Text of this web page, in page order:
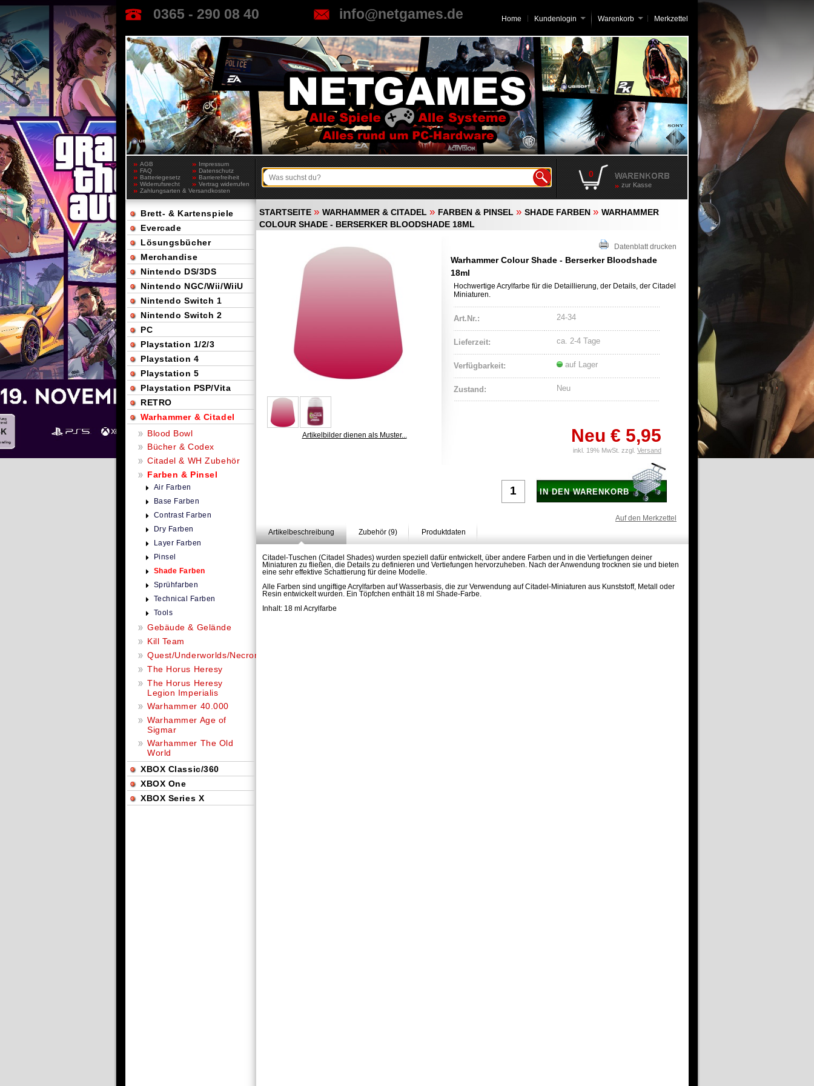
0365 - 290 08 40 info@netgames.de Home Kundenlogin Merkzettel
Warenkorb
AGB
Impressum
FAQ
Datenschutz
Batteriegesetz
Barrierefreiheit
Widerrufsrecht
Vertrag widerrufen
Zahlungsarten & Versandkosten
0
zur Kasse
STARTSEITE » WARHAMMER & CITADEL » FARBEN & PINSEL » SHADE FARBEN » WARHAMMER
COLOUR SHADE - BERSERKER BLOODSHADE 18ML
Artikelbilder dienen als Muster...
Datenblatt drucken
Warhammer Colour Shade - Berserker Bloodshade
18ml
Hochwertige Acrylfarbe für die Detaillierung, der Details, der Citadel
Miniaturen.
Art.Nr.: 24-34
Lieferzeit: ca. 2-4 Tage
Verfügbarkeit: auf Lager
Zustand: Neu
Neu € 5,95
inkl. 19% MwSt. zzgl. Versand
IN DEN WARENKORB
Auf den Merkzettel
Artikelbeschreibung
Zubehör (9) Produktdaten
Citadel-Tuschen (Citadel Shades) wurden speziell dafür entwickelt, über andere Farben und in die Vertiefungen deiner
Miniaturen zu fließen, die Details zu definieren und Vertiefungen hervorzuheben. Nach der Anwendung trocknen sie und bieten
eine sehr effektive Schattierung für deine Modelle.
Alle Farben sind ungiftige Acrylfarben auf Wasserbasis, die zur Verwendung auf Citadel-Miniaturen aus Kunststoff, Metall oder
Resin entwickelt wurden. Ein Töpfchen enthält 18 ml Shade-Farbe.
Inhalt: 18 ml Acrylfarbe
Brett- & Kartenspiele
Evercade
Lösungsbücher
Merchandise
Nintendo DS/3DS
Nintendo NGC/Wii/WiiU
Nintendo Switch 1
Nintendo Switch 2
PC
Playstation 1/2/3
Playstation 4
Playstation 5
Playstation PSP/Vita
RETRO
Warhammer & Citadel
Blood Bowl
Bücher & Codex
Citadel & WH Zubehör
Farben & Pinsel
Air Farben
Base Farben
Contrast Farben
Dry Farben
Layer Farben
Pinsel
Shade Farben
Sprühfarben
Technical Farben
Tools
Gebäude & Gelände
Kill Team
Quest/Underworlds/Necromunda
The Horus Heresy
The Horus Heresy
Legion Imperialis
Warhammer 40.000
Warhammer Age of
Sigmar
Warhammer The Old
World
XBOX Classic/360
XBOX One
XBOX Series X